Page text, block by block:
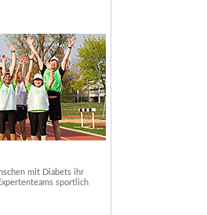
mit Diabets ihr
sportlich